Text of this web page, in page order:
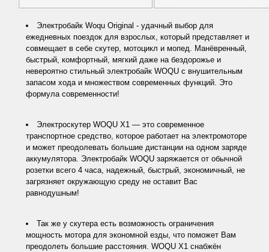
Электробайк Woqu Original - удачный выбор для
ежедневных поездок для взрослых, который представляет и
совмещает в себе скутер, мотоцикл и мопед. Манёвренный,
быстрый, комфортный, мягкий даже на бездорожье и
невероятно стильный электробайк WOQU с внушительным
запасом хода и множеством современных функций. Это
формула современности!
Электроскутер WOQU X1 — это современное
транспортное средство, которое работает на электромоторе
и может преодолевать большие дистанции на одном заряде
аккумулятора. Электробайк WOQU заряжается от обычной
розетки всего 4 часа, надежный, быстрый, экономичный, не
загрязняет окружающую среду не оставит Вас
равнодушным!
Так же у скутера есть возможность ограничения
мощность мотора для экономной езды, что поможет Вам
преодолеть большие расстояния. WOQU X1 снабжён